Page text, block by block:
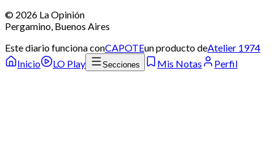
© 2026 La Opinión
Pergamino, Buenos Aires
Este diario funciona conCAPOTEun producto deAtelier 1974
Inicio
LO Play Secciones Mis Notas Perfil